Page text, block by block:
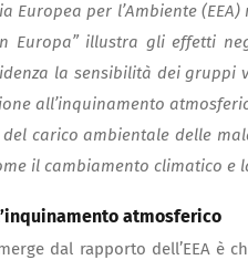
Europea per l’Ambiente (EEA)
Europa” illustra gli effetti
la sensibilità dei
all’inquinamento
carico ambientale delle
il cambiamento climatico e
atmosferico
dal rapporto dell’EEA è